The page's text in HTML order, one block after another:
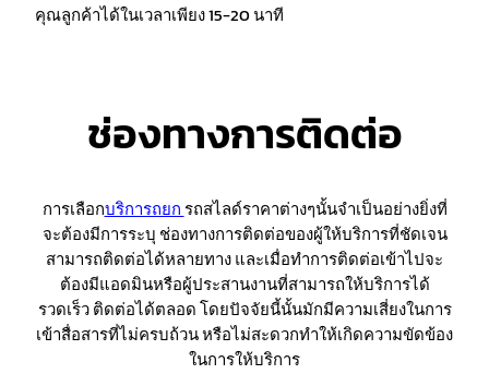
คุณลูกค้าได้ในเวลาเพียง 15-20 นาที
ช่องทางการติดต่อ
การเลือกบริการถยก รถสไลด์ราคาต่างๆนั้นจำเป็นอย่างยิ่งที่
จะต้องมีการระบุ ช่องทางการติดต่อของผู้ให้บริการที่ชัดเจน
สามารถติดต่อได้หลายทาง และเมื่อทำการติดต่อเข้าไปจะ
ต้องมีแอดมินหรือผู้ประสานงานที่สามารถให้บริการได้
รวดเร็ว ติดต่อได้ตลอด โดยปัจจัยนี้นั้นมักมีความเสี่ยงในการ
เข้าสื่อสารที่ไม่ครบถ้วน หรือไม่สะดวกทำให้เกิดความขัดข้อง
ในการให้บริการ